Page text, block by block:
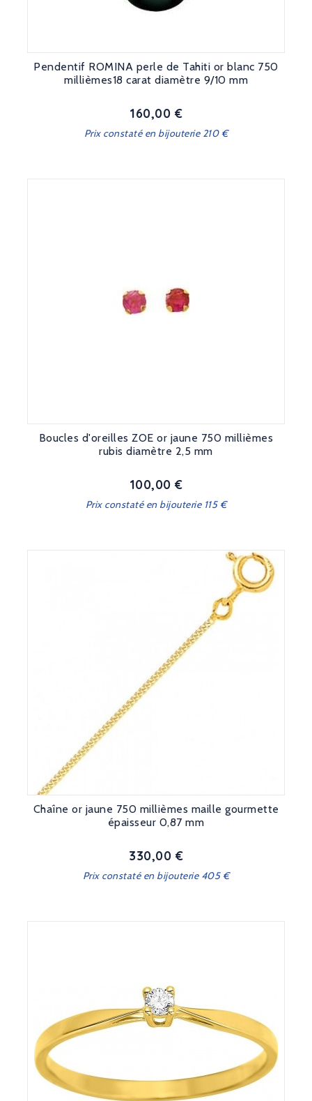
Pendentif ROMINA perle de Tahiti or blanc 750
millièmes18 carat diamètre 9/10 mm
Prix
160,00 €
Prix constaté en bijouterie 210 €
Boucles d'oreilles ZOE or jaune 750 millièmes
rubis diamètre 2,5 mm
Prix
100,00 €
Prix constaté en bijouterie 115 €
Chaîne or jaune 750 millièmes maille gourmette
épaisseur 0,87 mm
Prix
330,00 €
Prix constaté en bijouterie 405 €